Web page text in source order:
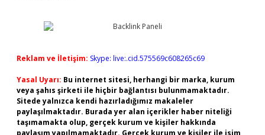
Reklam ve İletişim: Skype: live:.cid.575569c608265c69
Yasal Uyarı: Bu internet sitesi, herhangi bir marka, kurum
veya şahıs şirketi ile hiçbir bağlantısı bulunmamaktadır.
Sitede yalnızca kendi hazırladığımız makaleler
paylaşılmaktadır. Burada yer alan içerikler haber niteliği
taşımamakta olup, gerçek kurum ve kişiler hakkında
paylaşım yapılmamaktadır. Gerçek kurum ve kişiler ile isim